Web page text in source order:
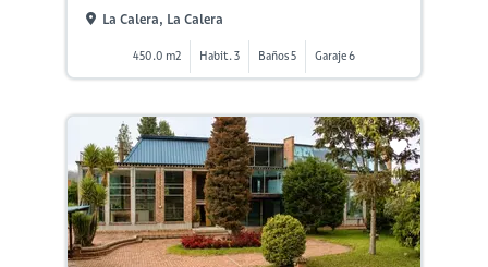
La Calera, La Calera
450.0 m2 Habit. 3 Baños 5 Garaje 6